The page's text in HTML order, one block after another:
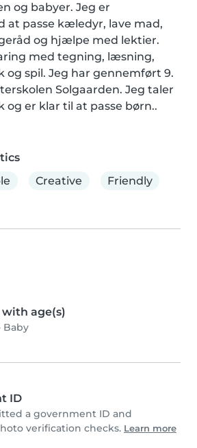
og babyer. Jeg er
at passe kæledyr, lave mad,
og hjælpe med lektier.
med tegning, læsning,
spil. Jeg har gennemført 9.
Solgaarden. Jeg taler
og er klar til at passe børn..
Creative Friendly
age(s)
Baby
ID
a government ID and
verification checks. Learn more